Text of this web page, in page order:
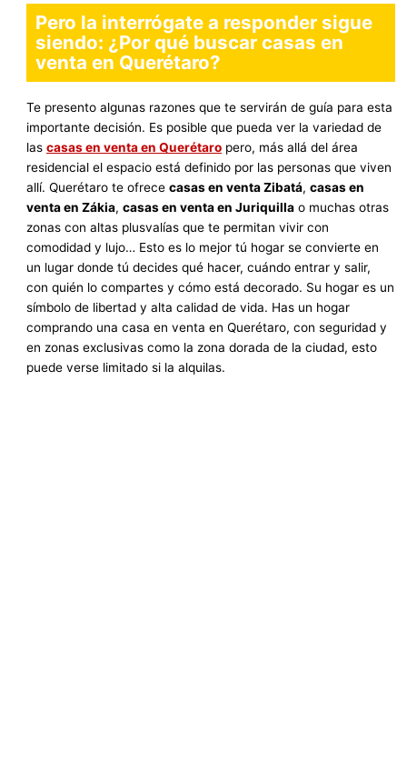
Pero la interrógate a responder sigue
siendo: ¿Por qué buscar casas en
venta en Querétaro?
Te presento algunas razones que te servirán de guía para esta
importante decisión. Es posible que pueda ver la variedad de
lascasas en venta en Querétaro pero, más allá del área
residencial el espacio está definido por las personas que viven
allí. Querétaro te ofrececasas en venta Zibatá,casas en
venta en Zákia,casas en venta en Juriquilla o muchas otras
zonas con altas plusvalías que te permitan vivir con
comodidad y lujo… Esto es lo mejor tú hogar se convierte en
un lugar donde tú decides qué hacer, cuándo entrar y salir,
con quién lo compartes y cómo está decorado. Su hogar es un
símbolo de libertad y alta calidad de vida. Has un hogar
comprando una casa en venta en Querétaro, con seguridad y
en zonas exclusivas como la zona dorada de la ciudad, esto
puede verse limitado si la alquilas.